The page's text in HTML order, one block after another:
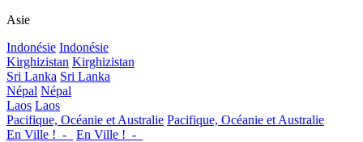
Asie
Indonésie Indonésie
Kirghizistan Kirghizistan
Sri Lanka Sri Lanka
Népal Népal
Laos Laos
Pacifique, Océanie et Australie Pacifique, Océanie et Australie
En Ville !_-_
En Ville !_-_